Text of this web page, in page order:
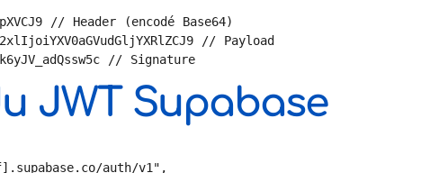
// Header (encodé Base64)
// Payload
// Signature
JWT Supabase